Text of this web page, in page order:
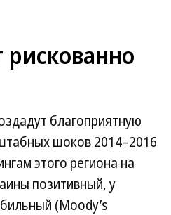
рискованно
благоприятную
шоков 2014–2016
этого региона на
позитивный, у
(Moody’s